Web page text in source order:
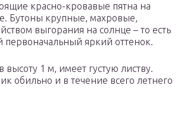
красно-кровавые пятна на
Бутоны крупные, махровые,
выгорания на солнце – то есть
первоначальный яркий оттенок.
высоту 1 м, имеет густую листву.
обильно и в течение всего летнего